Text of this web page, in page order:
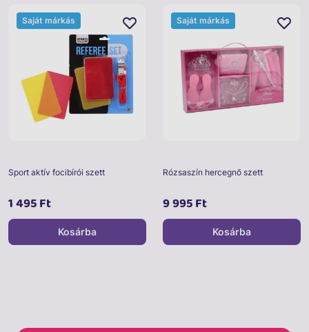
Sport aktív focibírói szett
1 495 Ft
Saját márkás
Kosárba
Rózsaszín hercegnő szett
9 995 Ft
Saját márkás
Kosárba